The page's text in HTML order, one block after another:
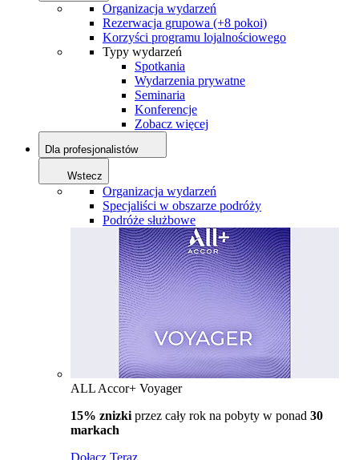
Organizacja wydarzeń
Rezerwacja grupowa (+8 pokoi)
Korzyści programu lojalnościowego
Typy wydarzeń
Spotkania
Wydarzenia prywatne
Seminaria
Konferencje
Zobacz więcej
Dla profesjonalistów
Wstecz
Organizacja wydarzeń
Specjaliści w obszarze podróży
Podróże służbowe
ALL Accor+ Voyager
15% znizki przez cały rok na pobyty w ponad 30
markach
Dołącz Teraz